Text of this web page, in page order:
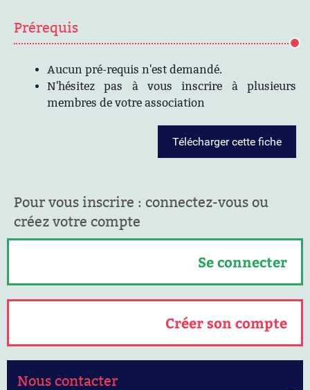
Prérequis
Aucun pré-requis n'est demandé.
N'hésitez pas à vous inscrire à plusieurs
membres de votre association
Télécharger cette fiche
Pour vous inscrire : connectez-vous ou
créez votre compte
Se connecter
Créer son compte
Nous contacter